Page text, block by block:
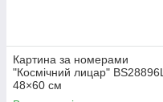
Картина за номерами
"Космічний лицар" BS28896L
48×60 см